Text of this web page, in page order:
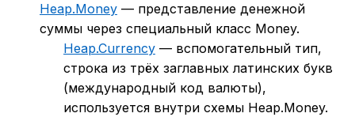
Heap.Money — представление денежной
суммы через специальный класс Money.
Heap.Currency — вспомогательный тип,
строка из трёх заглавных латинских букв
(международный код валюты),
используется внутри схемы Heap.Money.